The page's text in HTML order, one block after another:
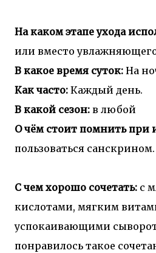
На каком этапе ухода
или вместо
В какое время суток: На
Как часто: Каждый день.
В какой сезон: в любой
О чём стоит помнить при
пользоваться санскрином.
С чем хорошо сочетать: с
кислотами, мягким
успокаивающими
понравилось такое